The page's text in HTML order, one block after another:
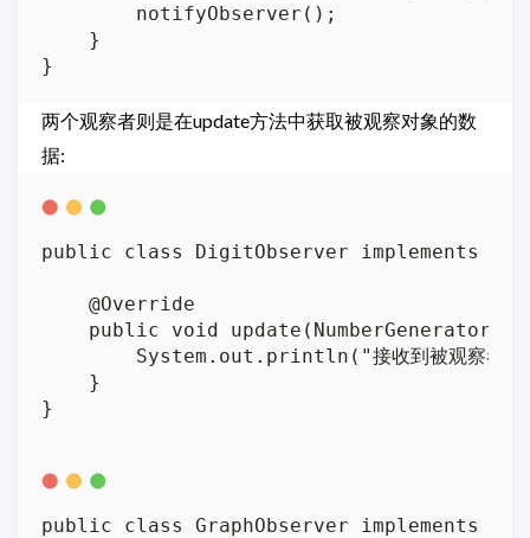
        notifyObserver();
    }
两个观察者则是在update方法中获取被观察对象的数
据:
public class DigitObserver implements
    @Override
public void update(NumberGenerator
System.out.println("接收到被观察者
    }
public class GraphObserver implements